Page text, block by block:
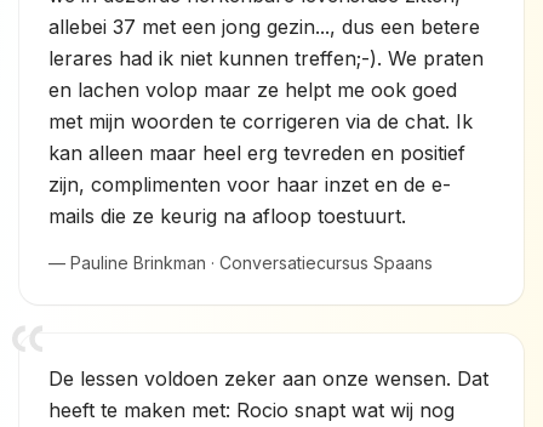
allebei 37 met een jong gezin..., dus een betere
lerares had ik niet kunnen treffen;-). We praten
en lachen volop maar ze helpt me ook goed
met mijn woorden te corrigeren via de chat. Ik
kan alleen maar heel erg tevreden en positief
zijn, complimenten voor haar inzet en de e-
mails die ze keurig na afloop toestuurt.
— Pauline Brinkman · Conversatiecursus Spaans
De lessen voldoen zeker aan onze wensen. Dat
heeft te maken met: Rocio snapt wat wij nog